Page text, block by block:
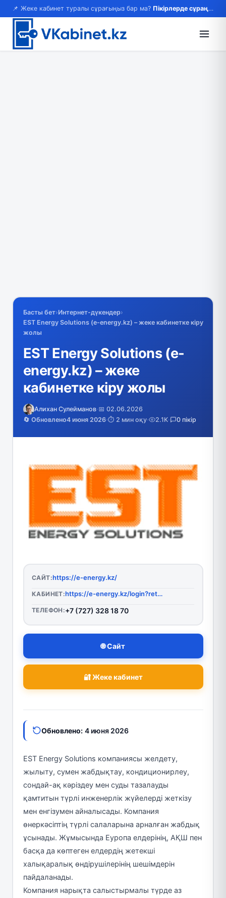
📌 Жеке кабинет туралы сұрағыңыз бар ма? Пікірлерде сұраңыз — жауап береміз!
Басты бет›Интернет-дүкендер›
EST Energy Solutions (e-energy.kz) – жеке кабинетке кіру
жолы
EST Energy Solutions (e-
energy.kz) – жеке
кабинетке кіру жолы
Алихан Сулейманов·📅 02.06.2026
🔄 Обновлено4 июня 2026·⏱️ 2 мин оқу· 2.1K· 0 пікір
САЙТ:https://e-energy.kz/
КАБИНЕТ: https://e-energy.kz/login?returnurl=%2f
ТЕЛЕФОН:+7 (727) 328 18 70
🌐 Сайт
🔐 Жеке кабинет
Обновлено: 4 июня 2026
EST Energy Solutions компаниясы желдету,
жылыту, сумен жабдықтау, кондиционирлеу,
сондай-ақ кәріздеу мен суды тазалауды
қамтитын түрлі инженерлік жүйелерді жеткізу
мен енгізумен айналысады. Компания
өнеркәсіптің түрлі салаларына арналған жабдық
ұсынады. Жұмысында Еуропа елдерінің, АҚШ пен
басқа да көптеген елдердің жетекші
халықаралық өндірушілерінің шешімдерін
пайдаланады.
Компания нарықта салыстырмалы түрде аз